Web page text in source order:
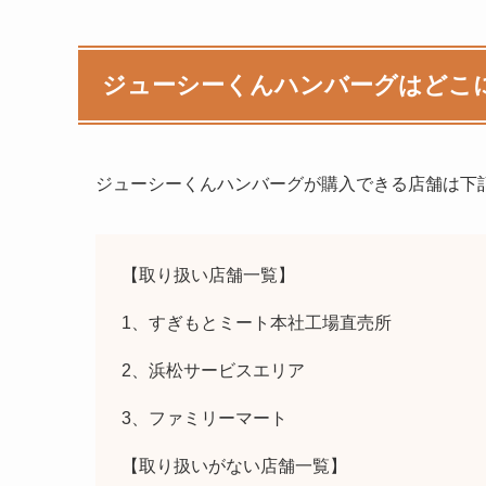
ジューシーくんハンバーグはどこ
ジューシーくんハンバーグが購入できる店舗は下
【取り扱い店舗一覧】
1、すぎもとミート本社工場直売所
2、浜松サービスエリア
3、ファミリーマート
【取り扱いがない店舗一覧】